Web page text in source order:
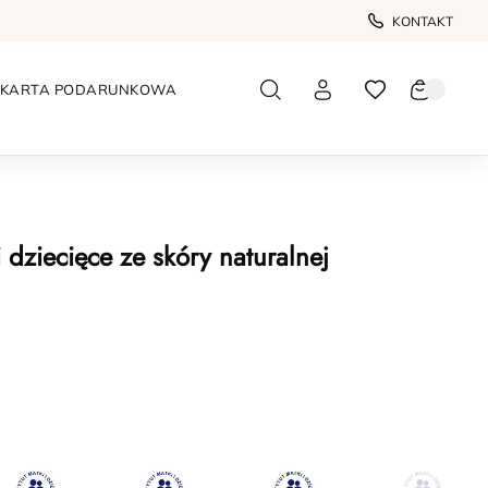
KONTAKT
KARTA PODARUNKOWA
ze skóry naturalnej